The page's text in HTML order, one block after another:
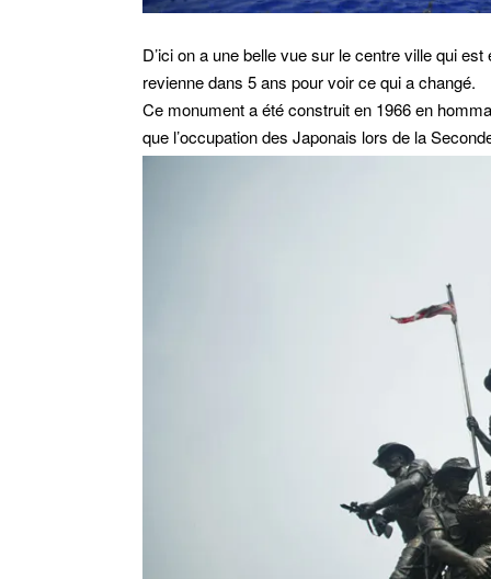
D’ici on a une belle vue sur le centre ville qui
revienne dans 5 ans pour voir ce qui a changé.
Ce monument a été construit en 1966 en
que l’occupation des Japonais lors de la